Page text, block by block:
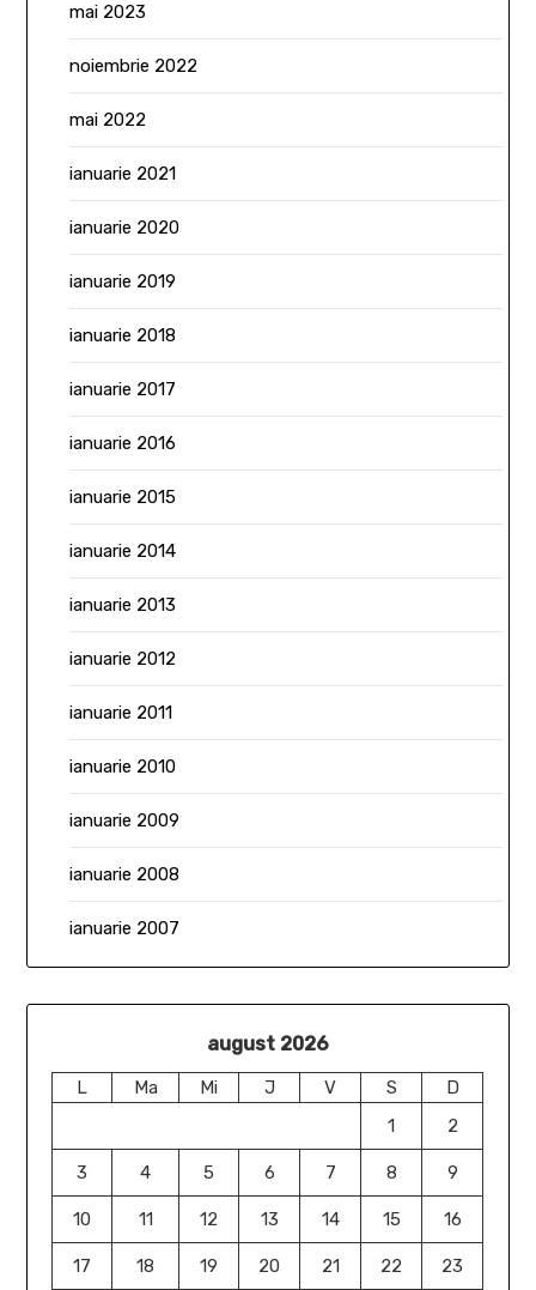
mai 2023
noiembrie 2022
mai 2022
ianuarie 2021
ianuarie 2020
ianuarie 2019
ianuarie 2018
ianuarie 2017
ianuarie 2016
ianuarie 2015
ianuarie 2014
ianuarie 2013
ianuarie 2012
ianuarie 2011
ianuarie 2010
ianuarie 2009
ianuarie 2008
ianuarie 2007
august 2026
L Ma Mi J V S
D
1
2
3 4 5 6 7 8 9
10 11 12 13 14 15 16
17 18 19 20 21 22 23